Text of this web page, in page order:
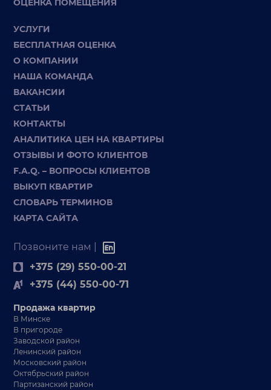
ОЦЕНКА ПОМЕЩЕНИЯ
УСЛУГИ
БЕСПЛАТНАЯ ОЦЕНКА
О КОМПАНИИ
НАША КОМАНДА
ВАКАНСИИ
СТАТЬИ
КОНТАКТЫ
АНАЛИТИКА ЦЕН НА КВАРТИРЫ
ОТЗЫВЫ И ФОТО КЛИЕНТОВ
F.A.Q. – ВОПРОСЫ КЛИЕНТОВ
ВЫКУП КВАРТИР
СЛОВАРЬ ТЕРМИНОВ
КАРТА САЙТА
Позвоните нам |
+375 (29) 550-00-21
+375 (44) 550-00-71
Продажа квартир
В Минске
В пригороде
Заводской район
Ленинский район
Московский район
Октябрьский район
Партизанский район